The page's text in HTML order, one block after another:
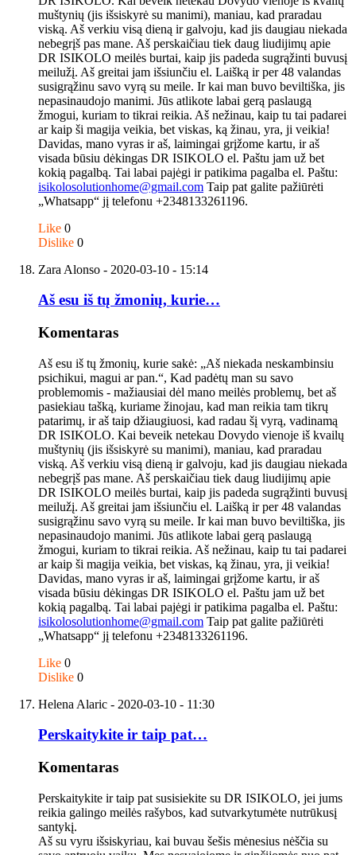
muštynių (jis išsiskyrė su manimi), maniau, kad praradau
viską. Aš verkiu visą dieną ir galvoju, kad jis daugiau niekada
nebegrįš pas mane. Aš perskaičiau tiek daug liudijimų apie
DR ISIKOLO meilės burtai, kaip jis padeda sugrąžinti buvusį
meilužį. Aš greitai jam išsiunčiu el. Laišką ir per 48 valandas
susigrąžinu savo vyrą su meile. Ir kai man buvo beviltiška, jis
nepasinaudojo manimi. Jūs atlikote labai gerą paslaugą
žmogui, kuriam to tikrai reikia. Aš nežinau, kaip tu tai padarei
ar kaip ši magija veikia, bet viskas, ką žinau, yra, ji veikia!
Davidas, mano vyras ir aš, laimingai grįžome kartu, ir aš
visada būsiu dėkingas DR ISIKOLO el. Paštu jam už bet
kokią pagalbą. Tai labai pajėgi ir patikima pagalba el. Paštu:
isikolosolutionhome@gmail.com Taip pat galite pažiūrėti
„Whatsapp“ jį telefonu +2348133261196.
Like 0
Dislike 0
Zara Alonso - 2020-03-10 - 15:14
Aš esu iš tų žmonių, kurie…
Komentaras
Aš esu iš tų žmonių, kurie sakė: „Aš niekada neskambinsiu
psichikui, magui ar pan.“, Kad padėtų man su savo
problemomis - mažiausiai dėl mano meilės problemų, bet aš
pasiekiau tašką, kuriame žinojau, kad man reikia tam tikrų
patarimų, ir aš taip džiaugiuosi, kad radau šį vyrą, vadinamą
DR ISIKOLO. Kai beveik netekau Dovydo vienoje iš kvailų
muštynių (jis išsiskyrė su manimi), maniau, kad praradau
viską. Aš verkiu visą dieną ir galvoju, kad jis daugiau niekada
nebegrįš pas mane. Aš perskaičiau tiek daug liudijimų apie
DR ISIKOLO meilės burtai, kaip jis padeda sugrąžinti buvusį
meilužį. Aš greitai jam išsiunčiu el. Laišką ir per 48 valandas
susigrąžinu savo vyrą su meile. Ir kai man buvo beviltiška, jis
nepasinaudojo manimi. Jūs atlikote labai gerą paslaugą
žmogui, kuriam to tikrai reikia. Aš nežinau, kaip tu tai padarei
ar kaip ši magija veikia, bet viskas, ką žinau, yra, ji veikia!
Davidas, mano vyras ir aš, laimingai grįžome kartu, ir aš
visada būsiu dėkingas DR ISIKOLO el. Paštu jam už bet
kokią pagalbą. Tai labai pajėgi ir patikima pagalba el. Paštu:
isikolosolutionhome@gmail.com Taip pat galite pažiūrėti
„Whatsapp“ jį telefonu +2348133261196.
Like 0
Dislike 0
Helena Alaric - 2020-03-10 - 11:30
Perskaitykite ir taip pat…
Komentaras
Perskaitykite ir taip pat susisiekite su DR ISIKOLO, jei jums
reikia galingo meilės rašybos, kad sutvarkytumėte nutrūkusį
santykį.
Aš su vyru išsiskyriau, kai buvau šešis mėnesius nėščia su